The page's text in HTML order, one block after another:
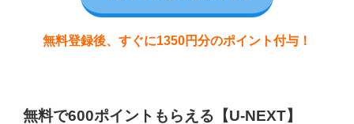
無料登録後、すぐに1350円分のポイント付与！
無料で600ポイントもらえる【U-NEXT】